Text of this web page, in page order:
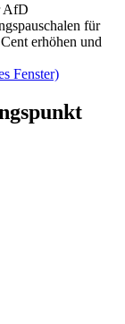
AfD
für
erhöhen und
Fenster)